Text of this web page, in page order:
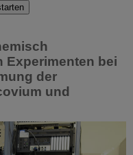
Experimenten bei
der
und